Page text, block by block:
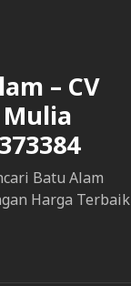
– CV
Batu Alam
Harga Terbaik